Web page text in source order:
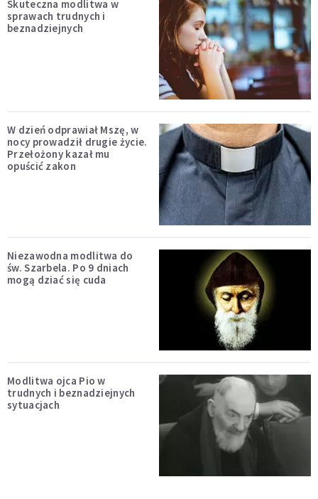
Skuteczna modlitwa w
sprawach trudnych i
beznadziejnych
W dzień odprawiał Mszę, w
nocy prowadził drugie życie.
Przełożony kazał mu
opuścić zakon
Niezawodna modlitwa do
św. Szarbela. Po 9 dniach
mogą dziać się cuda
Modlitwa ojca Pio w
trudnych i beznadziejnych
sytuacjach